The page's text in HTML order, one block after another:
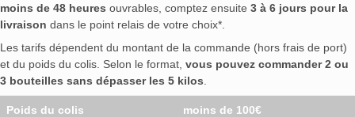
moins de 48 heures ouvrables, comptez ensuite 3 à 6 jours pour la
livraison dans le point relais de votre choix*.
Les tarifs dépendent du montant de la commande (hors frais de port)
et du poids du colis. Selon le format, vous pouvez commander 2 ou
3 bouteilles sans dépasser les 5 kilos
Poids du colis moins de 100€